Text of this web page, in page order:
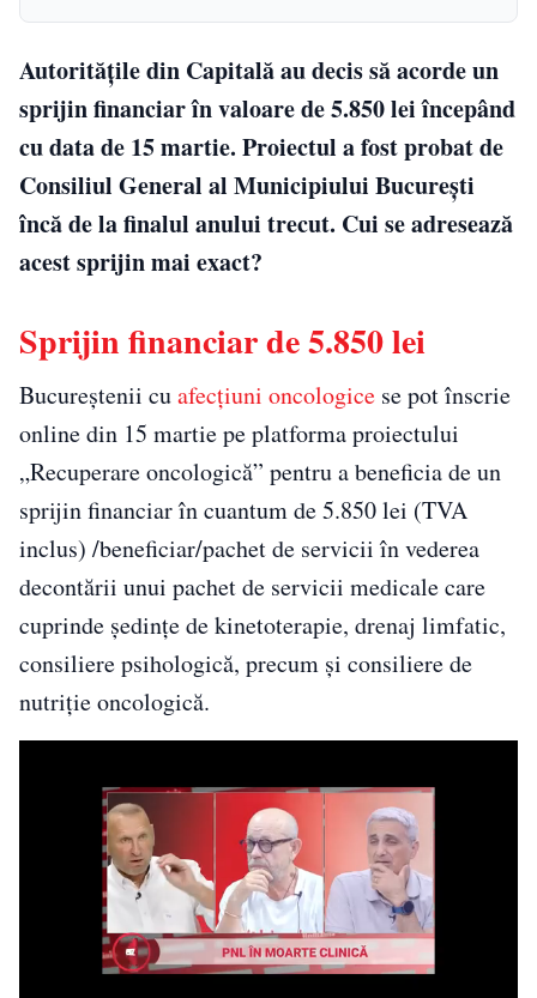
Autoritățile din Capitală au decis să acorde un
sprijin financiar în valoare de 5.850 lei începând
cu data de 15 martie. Proiectul a fost probat de
Consiliul General al Municipiului București
încă de la finalul anului trecut. Cui se adresează
acest sprijin mai exact?
Sprijin financiar de 5.850 lei
Bucureştenii cuafecţiuni oncologice se pot înscrie
online din 15 martie pe platforma proiectului
„Recuperare oncologică” pentru a beneficia de un
sprijin financiar în cuantum de 5.850 lei (TVA
inclus) /beneficiar/pachet de servicii în vederea
decontării unui pachet de servicii medicale care
cuprinde şedinţe de kinetoterapie, drenaj limfatic,
consiliere psihologică, precum şi consiliere de
nutriţie oncologică.